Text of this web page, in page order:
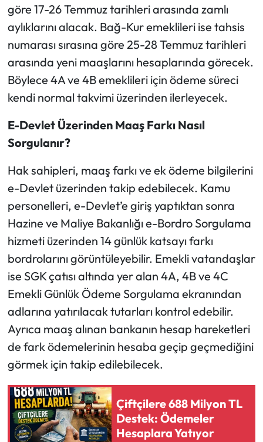
göre 17-26 Temmuz tarihleri arasında zamlı
aylıklarını alacak. Bağ-Kur emeklileri ise tahsis
numarası sırasına göre 25-28 Temmuz tarihleri
arasında yeni maaşlarını hesaplarında görecek.
Böylece 4A ve 4B emeklileri için ödeme süreci
kendi normal takvimi üzerinden ilerleyecek.
E-Devlet Üzerinden Maaş Farkı Nasıl
Sorgulanır?
Hak sahipleri, maaş farkı ve ek ödeme bilgilerini
e-Devlet üzerinden takip edebilecek. Kamu
personelleri, e-Devlet’e giriş yaptıktan sonra
Hazine ve Maliye Bakanlığı e-Bordro Sorgulama
hizmeti üzerinden 14 günlük katsayı farkı
bordrolarını görüntüleyebilir. Emekli vatandaşlar
ise SGK çatısı altında yer alan 4A, 4B ve 4C
Emekli Günlük Ödeme Sorgulama ekranından
adlarına yatırılacak tutarları kontrol edebilir.
Ayrıca maaş alınan bankanın hesap hareketleri
de fark ödemelerinin hesaba geçip geçmediğini
görmek için takip edilebilecek.
Çiftçilere 688 Milyon TL
Destek: Ödemeler
Hesaplara Yatıyor